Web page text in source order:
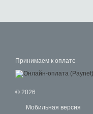
Принимаем к оплате
© 2026
Мобильная версия